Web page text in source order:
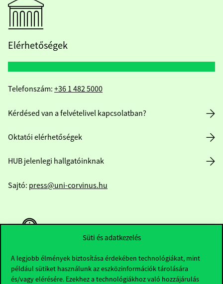
Süti és adatkezelés
A legjobb élmények biztosítása érdekében technológiákat, mint
például sütiket használunk az eszközinformációk tárolására
és/vagy elérésére. Ezekhez a technológiákhoz való hozzájárulás
Elérhetőségek
Telefonszám: +36 1 482 5000
Kérdésed van a felvételivel kapcsolatban?
Oktatói elérhetőségek
HUB jelenlegi hallgatóinknak
Sajtó: press@uni-corvinus.hu
Hasznos linkek